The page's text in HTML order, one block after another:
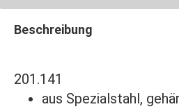
Beschreibung
201.141
aus Spezialstahl,